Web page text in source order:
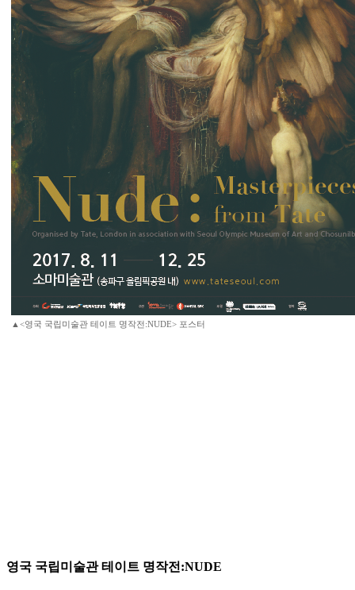
▲<영국 국립미술관 테이트 명작전:NUDE> 포스터
영국 국립미술관 테이트 명작전:NUDE